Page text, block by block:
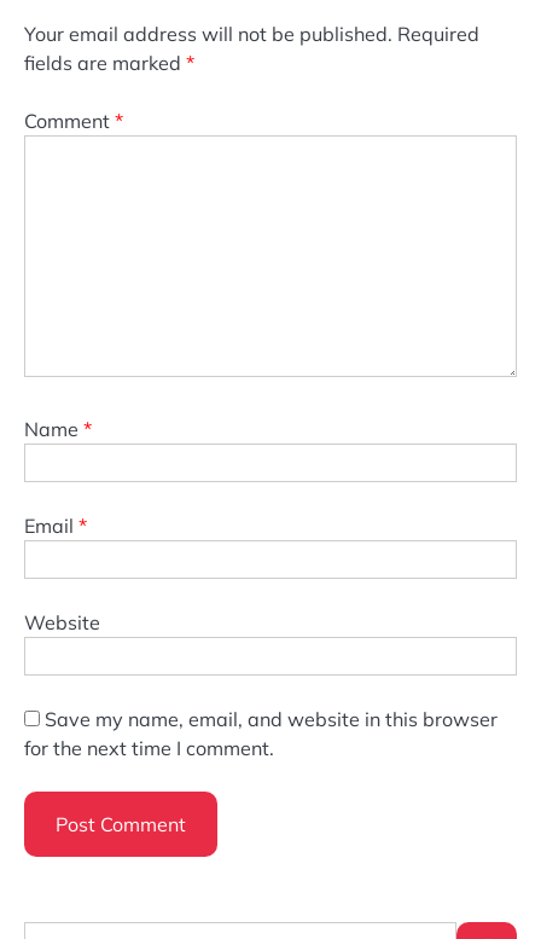
Your email address will not be published. Required
fields are marked *
Comment *
Name *
Email *
Website
Save my name, email, and website in this browser
for the next time I comment.